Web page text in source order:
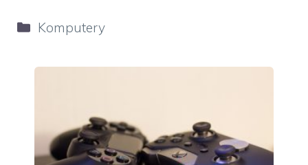
Kategorie
Komputery